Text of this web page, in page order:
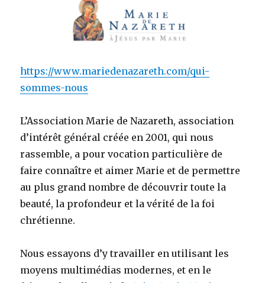
https://www.mariedenazareth.com/qui-
sommes-nous
L’Association Marie de Nazareth, association
d’intérêt général créée en 2001, qui nous
rassemble, a pour vocation particulière de
faire connaître et aimer Marie et de permettre
au plus grand nombre de découvrir toute la
beauté, la profondeur et la vérité de la foi
chrétienne.
Nous essayons d’y travailler en utilisant les
moyens multimédias modernes, et en le